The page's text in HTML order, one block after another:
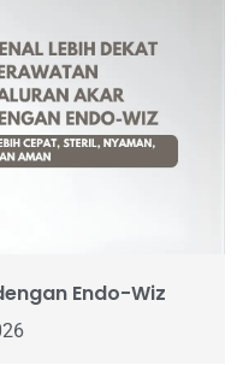
Endo-Wiz